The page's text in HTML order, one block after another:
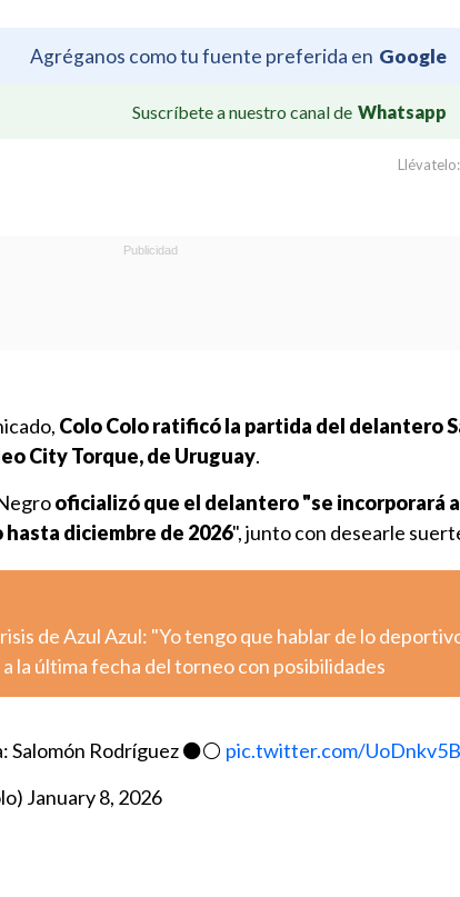
Agréganos como tu fuente preferida en Google
Suscríbete a nuestro canal de Whatsapp
Llévatelo:
Colo Colo ratificó la partida del delantero
City Torque, de Uruguay.
oficializó que el delantero "se incorporará
diciembre de 2026", junto con desearle
de Azul Azul: "Yo tengo que hablar de lo
la última fecha del torneo con posibilidades
Salomón Rodríguez ⚫️⚪️ pic.twitter.com/
January 8, 2026